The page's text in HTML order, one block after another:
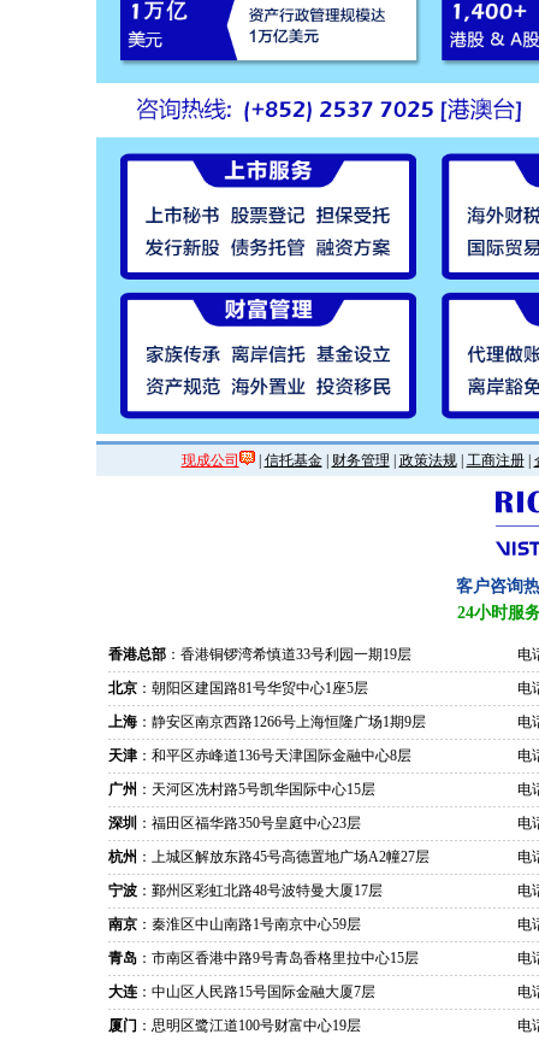
现成公司 | 信托基金| 财务管理 政策法规| 工商注册|
客户咨询
24小时服
香港总部 ：香港铜锣湾希慎道33号利园一期19层
电
北京 ：朝阳区建国路81号华贸中心1座5层
电
上海 ：静安区南京西路1266号上海恒隆广场1期9层
电
天津 ：和平区赤峰道136号天津国际金融中心8层
电
广州 ：天河区冼村路5号凯华国际中心15层
电
深圳 ：福田区福华路350号皇庭中心23层
电
杭州 ：上城区解放东路45号高德置地广场A2幢27层
电
宁波 ：鄞州区彩虹北路48号波特曼大厦17层
电
南京 ：秦淮区中山南路1号南京中心59层
电
青岛 ：市南区香港中路9号青岛香格里拉中心15层
电
大连 ：中山区人民路15号国际金融大厦7层
电
厦门 ：思明区鹭江道100号财富中心19层 电